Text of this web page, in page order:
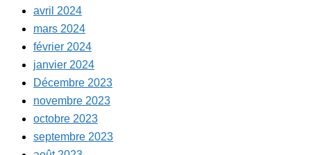
avril 2024
mars 2024
février 2024
janvier 2024
Décembre 2023
novembre 2023
octobre 2023
septembre 2023